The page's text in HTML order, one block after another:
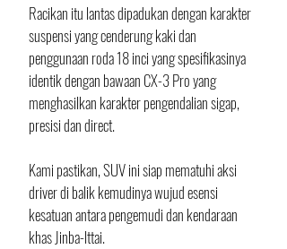
Racikan itu lantas dipadukan dengan karakter
suspensi yang cenderung kaki dan
penggunaan roda 18 inci yang spesifikasinya
identik dengan bawaan CX-3 Pro yang
menghasilkan karakter pengendalian sigap,
presisi dan direct.
Kami pastikan, SUV ini siap mematuhi aksi
driver di balik kemudinya wujud esensi
kesatuan antara pengemudi dan kendaraan
khas Jinba-lttai.